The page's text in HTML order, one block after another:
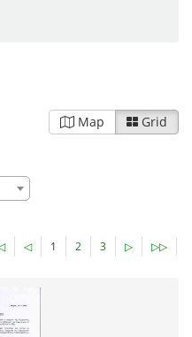
Map Grid
◁ 1 2 3 ▷ ▷▷